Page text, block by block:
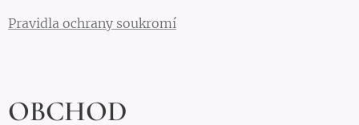
Pravidla ochrany soukromí
OBCHOD